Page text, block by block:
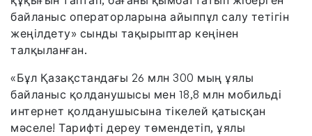
байланыс операторларына айыппұл салу тетігін
жеңілдету» сынды тақырыптар кеңінен
талқыланған.
«Бұл Қазақстандағы 26 млн 300 мың ұялы
байланыс қолданушысы мен 18,8 млн мобильді
интернет қолданушысына тікелей қатысқан
мәселе! Тарифті дереу төмендетіп, ұялы